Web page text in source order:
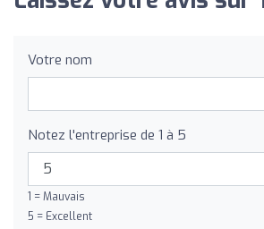
Votre nom
Notez l'entreprise de 1 à 5
1 = Mauvais
5 = Excellent